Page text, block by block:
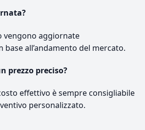
vengono aggiornate
base all’andamento del mercato.
prezzo preciso?
effettivo è sempre consigliabile
personalizzato.